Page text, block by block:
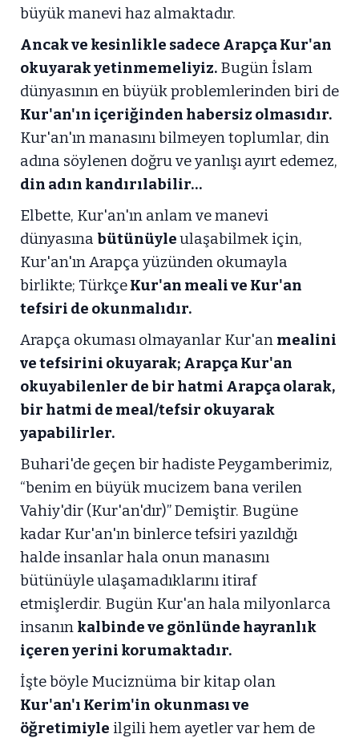
büyük manevi haz almaktadır.
Ancak ve kesinlikle sadece Arapça Kur'an
okuyarak yetinmemeliyiz. Bugün İslam
dünyasının en büyük problemlerinden biri de
Kur'an'ın içeriğinden habersiz olmasıdır.
Kur'an'ın manasını bilmeyen toplumlar, din
adına söylenen doğru ve yanlışı ayırt edemez,
din adın kandırılabilir…
Elbette, Kur'an'ın anlam ve manevi
dünyasına bütünüyleulaşabilmek için,
Kur'an'ın Arapça yüzünden okumayla
birlikte; TürkçeKur'an meali ve Kur'an
tefsiri de okunmalıdır.
Arapça okuması olmayanlar Kur'an mealini
ve tefsirini okuyarak; Arapça Kur'an
okuyabilenler de bir hatmi Arapça olarak,
bir hatmi de meal/tefsir okuyarak
yapabilirler.
Buhari'de geçen bir hadiste Peygamberimiz,
“benim en büyük mucizem bana verilen
Vahiy'dir (Kur'an'dır)” Demiştir. Bugüne
kadar Kur'an'ın binlerce tefsiri yazıldığı
halde insanlar hala onun manasını
bütünüyle ulaşamadıklarını itiraf
etmişlerdir. Bugün Kur'an hala milyonlarca
insanın kalbinde ve gönlünde hayranlık
içeren yerini korumaktadır.
İşte böyle Muciznüma bir kitap olan
Kur'an'ı Kerim'in okunması ve
öğretimiyle ilgili hem ayetler var hem de